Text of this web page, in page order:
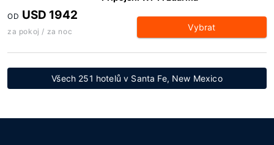
OD USD 1942
za pokoj / za noc Vybrat
Všech 251 hotelů v Santa Fe, New Mexico